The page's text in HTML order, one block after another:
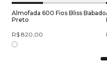
Almofada 600 Fios Bliss Babado
Preto
R$ 820,00